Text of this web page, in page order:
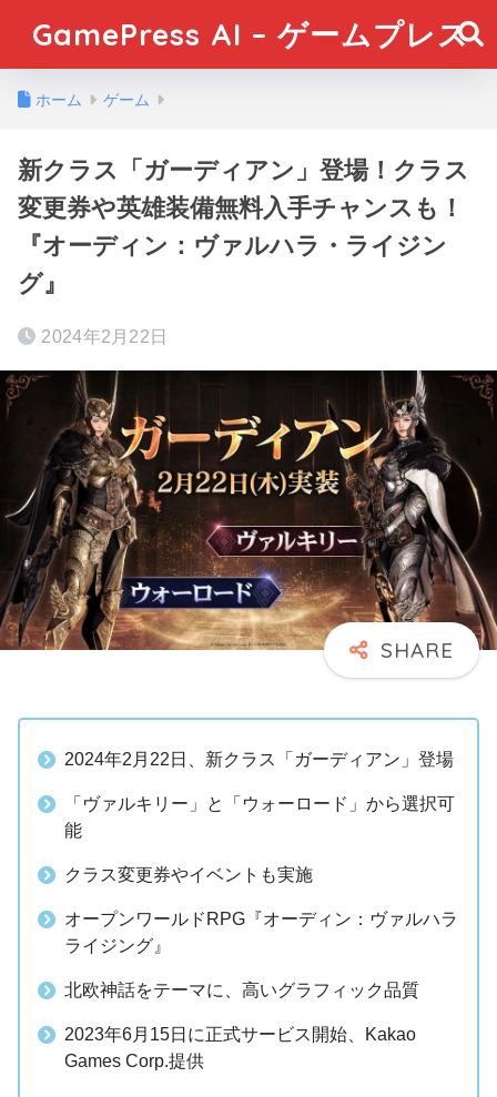
GamePress AI – ゲームプレス
ホーム ゲーム
新クラス「ガーディアン」登場！クラス
変更券や英雄装備無料入手チャンスも！
『オーディン：ヴァルハラ・ライジン
グ』
2024年2月22日
2024年2月22日、新クラス「ガーディアン」登場
「ヴァルキリー」と「ウォーロード」から選択可
能
クラス変更券やイベントも実施
オープンワールドRPG『オーディン：ヴァルハラ
ライジング』
北欧神話をテーマに、高いグラフィック品質
2023年6月15日に正式サービス開始、Kakao
Games Corp.提供